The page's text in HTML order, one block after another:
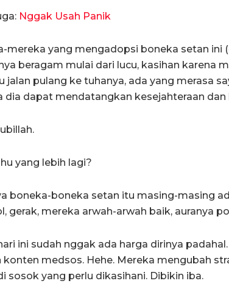
Nggak Usah Panik
mereka yang mengadopsi boneka setan ini
beragam mulai dari lucu, kasihan karena
jalan pulang ke tuhanya, ada yang merasa
dia dapat mendatangkan kesejahteraan dan
yang lebih lagi?
boneka-boneka setan itu masing-masing
gerak, mereka arwah-arwah baik, auranya
ini sudah nggak ada harga dirinya
konten medsos. Hehe. Mereka mengubah
sosok yang perlu dikasihani. Dibikin iba.